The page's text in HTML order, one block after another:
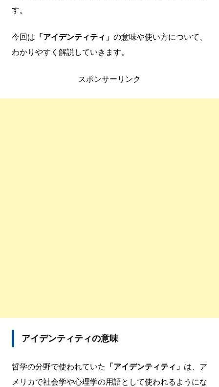
す。
今回は 「アイデンティティ」 の意味や使い方について、
わかりやすく解説していきます。
スポンサーリンク
アイデンティティの意味
哲学の分野で使われていた 「アイデンティティ」 は、ア
メリカで社会学や心理学の用語として使われるようにな